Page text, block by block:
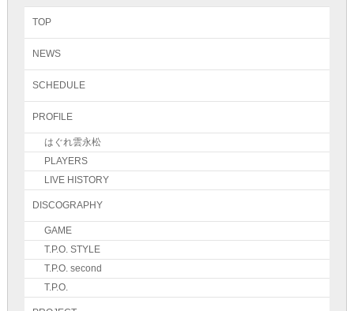
TOP
NEWS
SCHEDULE
PROFILE
はぐれ雲永松
PLAYERS
LIVE HISTORY
DISCOGRAPHY
GAME
T.P.O. STYLE
T.P.O. second
T.P.O.